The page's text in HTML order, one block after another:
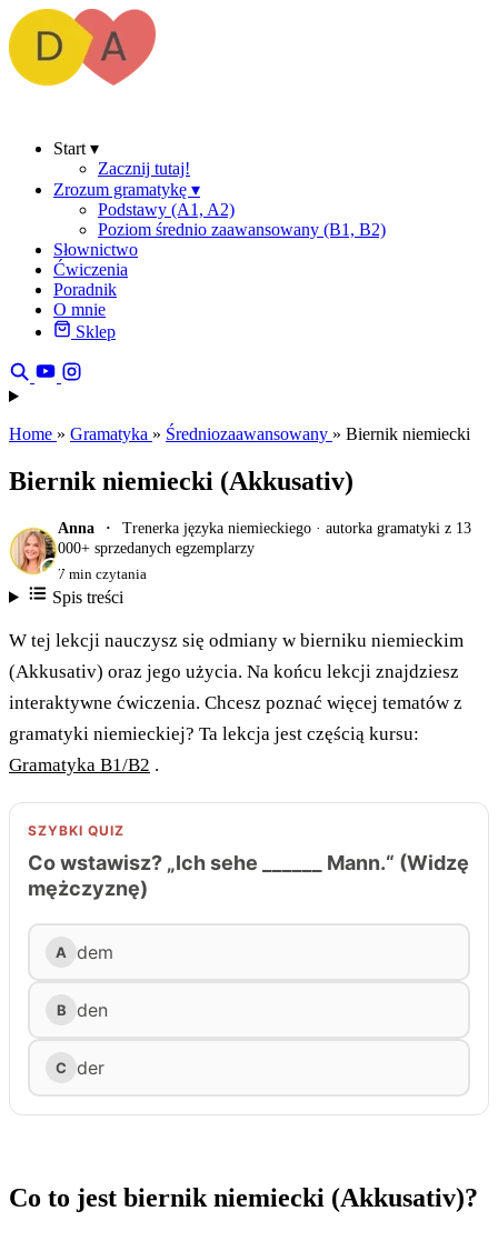
Start ▾
Zacznij tutaj!
Zrozum gramatykę ▾
Podstawy (A1, A2)
Poziom średnio zaawansowany (B1, B2)
Słownictwo
Ćwiczenia
Poradnik
O mnie
Sklep
Home » Gramatyka » Średniozaawansowany » Biernik niemiecki
Biernik niemiecki (Akkusativ)
Anna
Trenerka języka niemieckiego · autorka gramatyki z 13
000+ sprzedanych egzemplarzy
7 min czytania
Spis treści
W tej lekcji nauczysz się odmiany w bierniku niemieckim
(Akkusativ) oraz jego użycia. Na końcu lekcji znajdziesz
interaktywne ćwiczenia. Chcesz poznać więcej tematów z
gramatyki niemieckiej? Ta lekcja jest częścią kursu:
Gramatyka B1/B2 .
Co to jest biernik niemiecki (Akkusativ)?